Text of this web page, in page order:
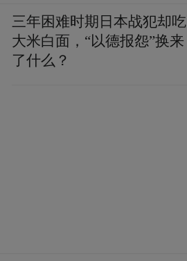
三年困难时期日本战犯却吃
大米白面，“以德报怨”换来
了什么？